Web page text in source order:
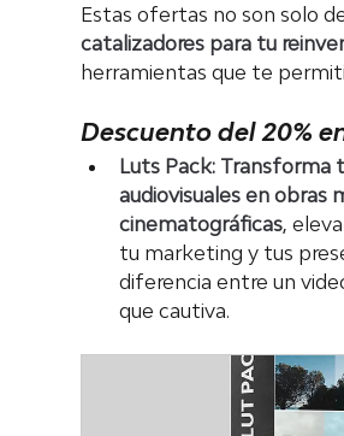
Estas ofertas no son solo
catalizadores para tu
herramientas que te
Descuento del 20%
Luts Pack: Transforma
audiovisuales en obras
cinematográficas,
tu marketing y tus
diferencia entre un
que cautiva.